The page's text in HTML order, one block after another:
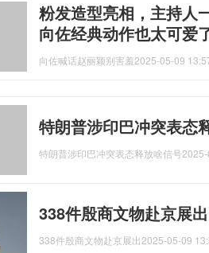
粉发造型亮相，主持人
向佐经典动作也太可爱
向佐喊话赵丽颖别害羞2025-05-09
特朗普涉印巴冲突表态
特朗普涉印巴冲突表态释放啥信号
338件殷商文物赴京展
338件殷商文物赴京展出2025-05-09